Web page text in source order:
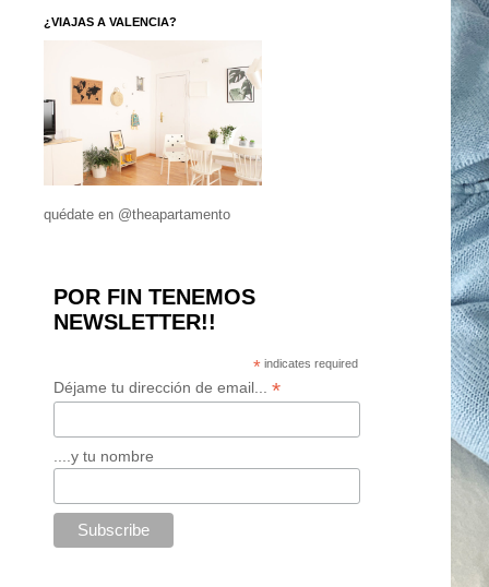
¿VIAJAS A VALENCIA?
quédate en @theapartamento
POR FIN TENEMOS
NEWSLETTER!!
* indicates required
Déjame tu dirección de email... *
....y tu nombre